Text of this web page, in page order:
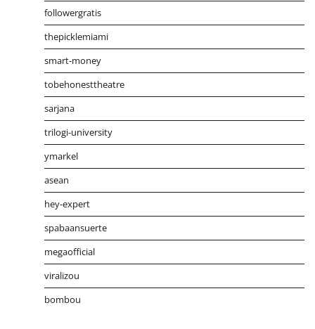
followergratis
thepicklemiami
smart-money
tobehonesttheatre
sarjana
trilogi-university
ymarkel
asean
hey-expert
spabaansuerte
megaofficial
viralizou
bombou